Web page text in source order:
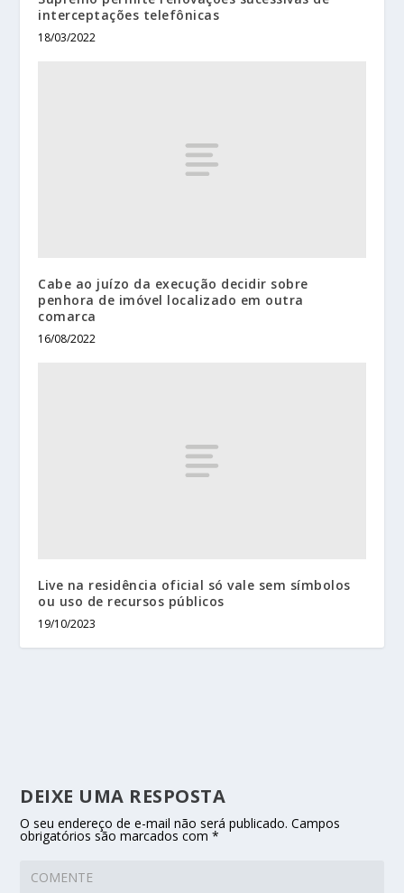
interceptações telefônicas
18/03/2022
Cabe ao juízo da execução decidir sobre
penhora de imóvel localizado em outra
comarca
16/08/2022
Live na residência oficial só vale sem símbolos
ou uso de recursos públicos
19/10/2023
DEIXE UMA RESPOSTA
O seu endereço de e-mail não será publicado. Campos
obrigatórios são marcados com*